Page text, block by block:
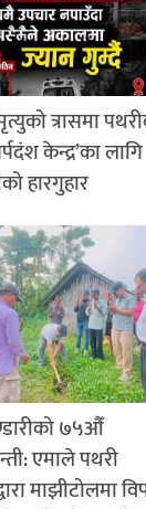
त्रासमा
केन्द्र’का लागि
हारगुहार
७५औँ
एमाले पथरी
माझीटोलमा